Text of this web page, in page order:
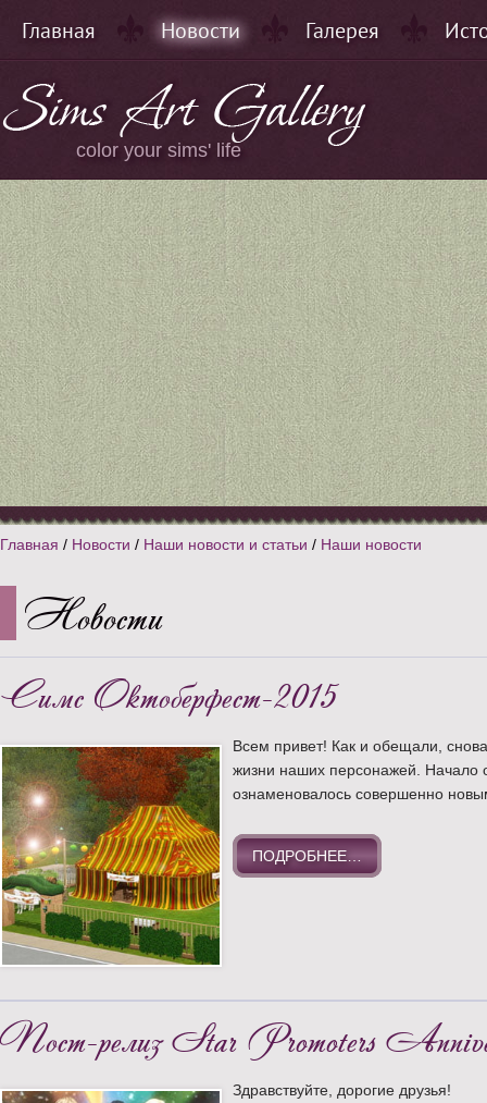
Главная Новости Галерея
color your sims' life
Главная / Новости / Наши новости и статьи / Наши новости
Новости
Симс Октоберфест-2015
Всем привет! Как и обещали,
жизни наших персонажей. Начало
ознаменовалось совершенно
ПОДРОБНЕЕ…
Пост-релиз Star Promoters
Здравствуйте, дорогие друзья!